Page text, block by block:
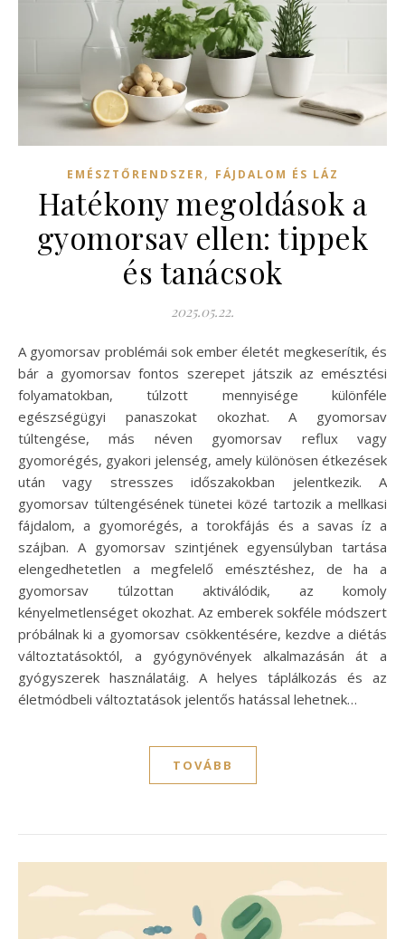
EMÉSZTŐRENDSZER, FÁJDALOM ÉS LÁZ
Hatékony megoldások a
gyomorsav ellen: tippek
és tanácsok
2025.05.22.
A gyomorsav problémái sok ember életét megkeserítik, és
bár a gyomorsav fontos szerepet játszik az emésztési
folyamatokban, túlzott mennyisége különféle
egészségügyi panaszokat okozhat. A gyomorsav
túltengése, más néven gyomorsav reflux vagy
gyomorégés, gyakori jelenség, amely különösen étkezések
után vagy stresszes időszakokban jelentkezik. A
gyomorsav túltengésének tünetei közé tartozik a mellkasi
fájdalom, a gyomorégés, a torokfájás és a savas íz a
szájban. A gyomorsav szintjének egyensúlyban tartása
elengedhetetlen a megfelelő emésztéshez, de ha a
gyomorsav túlzottan aktiválódik, az komoly
kényelmetlenséget okozhat. Az emberek sokféle módszert
próbálnak ki a gyomorsav csökkentésére, kezdve a diétás
változtatásoktól, a gyógynövények alkalmazásán át a
gyógyszerek használatáig. A helyes táplálkozás és az
életmódbeli változtatások jelentős hatással lehetnek…
TOVÁBB